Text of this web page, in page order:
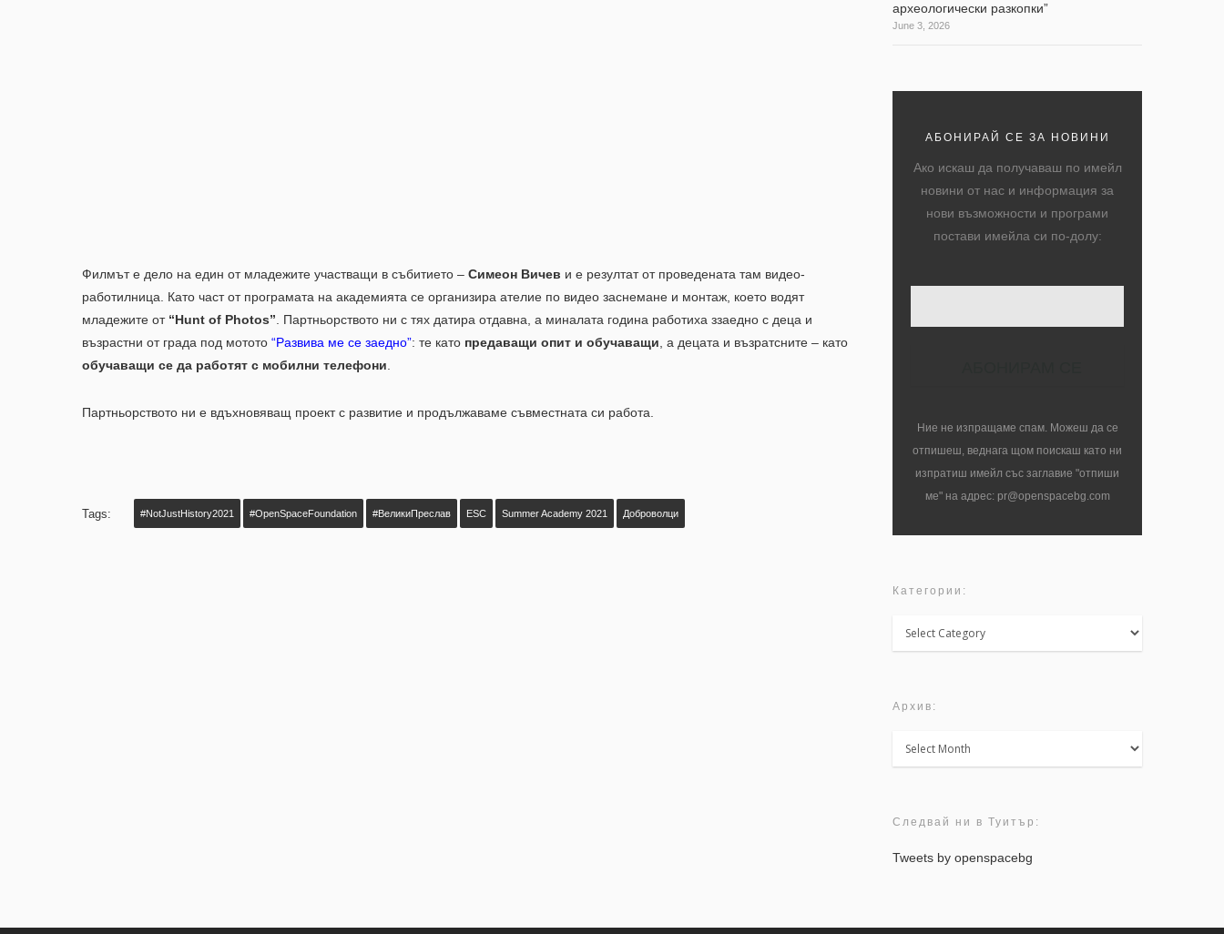
Филмът е дело на един от младежите участващи в събитието – Симеон Вичев и е резултат от проведената там видео-
работилница. Като част от програмата на академията се организира ателие по видео заснемане и монтаж, което водят
младежите от “Hunt of Photos” . Партньорството ни с тях датира отдавна, а миналата година работиха ззаедно с деца и
възрастни от града под мотото “Развива ме се заедно”: те като предаващи опит и обучаващи , а децата и възратсните – като
обучаващи се да работят с мобилни телефони
Партньорството ни е вдъхновяващ проект с развитие и продължаваме съвместната си работа.
Tags: #NotJustHistory2021 #OpenSpaceFoundation #ВеликиПреслав ESC Summer Academy 2021 Доброволци
археологически разкопки”
June 3, 2026
АБОНИРАЙ СЕ ЗА НОВИНИ
Ако искаш да получаваш по имейл
новини от нас и информация за
нови възможности и програми
постави имейла си по-долу:
Ние не изпращаме спам. Можеш да се
отпишеш, веднага щом поискаш като ни
изпратиш имейл със заглавие "отпиши
ме" на адрес: pr@openspacebg.com
Категории:
Категории:
Архив:
Архив:
Следвай ни в Туитър:
Tweets by openspacebg